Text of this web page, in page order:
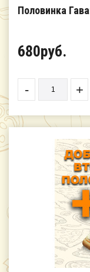
Половинка
680руб.
- +